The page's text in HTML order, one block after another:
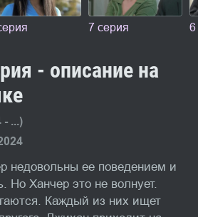
7 серия 6
- описание на
- ...)
недовольны ее поведением и
Но Ханчер это не волнует.
Каждый из них ищет